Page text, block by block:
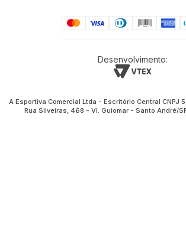
Desenvolvimento:
A Esportiva Comercial Ltda - Escritório Central
Rua Silveiras, 468 - Vl. Guiomar - Santo André/